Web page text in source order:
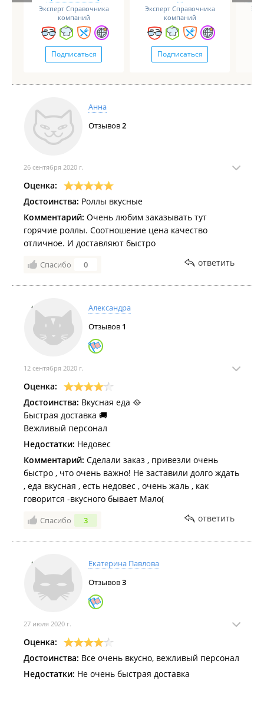
Эксперт Справочника
компаний
Подписаться
Эксперт Справочника
компаний
Подписаться
Анна
Отзывов2
26 сентября 2020 г.
Оценка:
Достоинства: Роллы вкусные
Комментарий: Очень любим заказывать тут
горячие роллы. Соотношение цена качество
отличное. И доставляют быстро
Спасибо 0 ответить
Александра
Отзывов 1
12 сентября 2020 г.
Оценка:
Достоинства: Вкусная еда 🥘
Быстрая доставка 🚚
Вежливый персонал
Недостатки: Недовес
Комментарий: Сделали заказ , привезли очень
быстро , что очень важно! Не заставили долго ждать
, еда вкусная , есть недовес , очень жаль , как
говорится -вкусного бывает Мало(
Спасибо 3 ответить
Екатерина Павлова
Отзывов3
27 июля 2020 г.
Оценка:
Достоинства: Все очень вкусно, вежливый персонал
Недостатки: Не очень быстрая доставка